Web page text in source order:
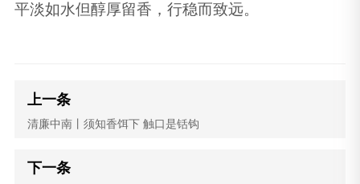
平淡如水但醇厚留香，行稳而致远。
上一条
清廉中南丨须知香饵下 触口是铦钩
下一条